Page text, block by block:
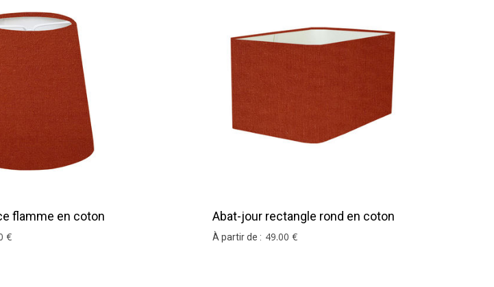
à contacter notre .
flamme en coton
€
Abat-jour rectangle rond en coton
terracotta
À partir de : 49.00 €